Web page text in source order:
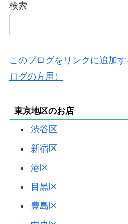
検索
このブログをリンクに追加
ログの方用）
東京地区のお店
渋谷区
新宿区
港区
目黒区
豊島区